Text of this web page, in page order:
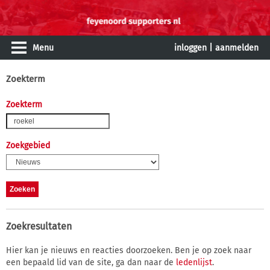
Menu inloggen aanmelden
Zoekterm
Zoekterm
Zoekgebied
Zoekresultaten
Hier kan je nieuws en reacties doorzoeken. Ben je op zoek naar
een bepaald lid van de site, ga dan naar de ledenlijst.